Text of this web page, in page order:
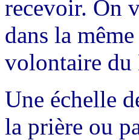
recevoir. On
dans la
volontaire du
Une échelle
la prière ou